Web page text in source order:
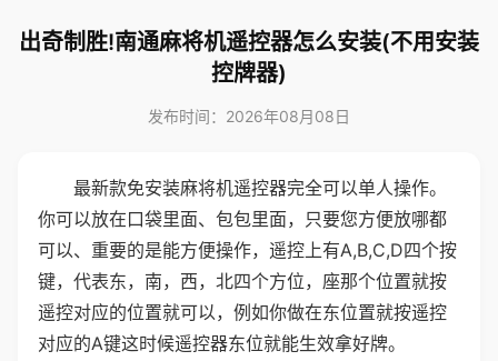
出奇制胜!南通麻将机遥控器怎么安装(不用安装
控牌器)
发布时间：2026年08月08日
最新款免安装麻将机遥控器完全可以单人操作。
你可以放在口袋里面、包包里面，只要您方便放哪都
可以、重要的是能方便操作，遥控上有A,B,C,D四个按
键，代表东，南，西，北四个方位，座那个位置就按
遥控对应的位置就可以，例如你做在东位置就按遥控
对应的A键这时候遥控器东位就能生效拿好牌。